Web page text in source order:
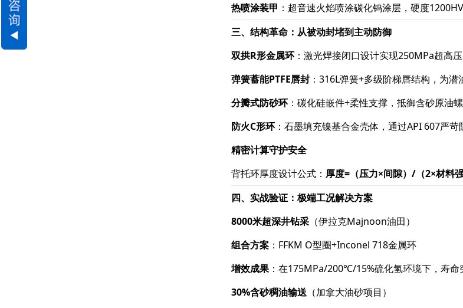
热喷涂装甲 ：超音速火焰喷涂碳化钨涂层，硬度
三、结构革命：从被动封堵到主动防御
双拱R形金属环：激光焊接闭口设计实现250MPa超高
弹簧蓄能PTFE唇封：316L弹簧+多级阶梯唇结构，为
分瓣式防砂环：碳化硅嵌件+柔性支撑，抵御含砂原油
防火C形环：石墨填充镍基合金壳体，通过API 607严苛
精密计算守护安全
背托环厚度设计公式：​ 厚度=（压力×间隙）/（2×材料
四、实战验证：极端工况解决方案
8000米超深井钻采​（伊拉克Majnoon油田）
组合方案​：FFKM O型圈+Inconel 718金属环
增效成果：在175MPa/200℃/15%硫化氢环境下，寿命
30%含砂稠油输送​（加拿大油砂项目）